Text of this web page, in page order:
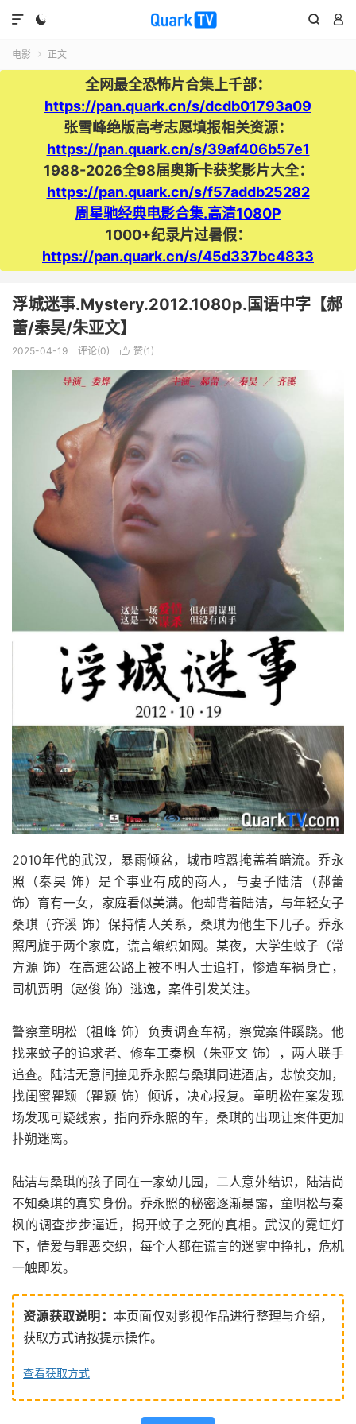
  

电影  正文
全网最全恐怖片合集上千部：
https://pan.quark.cn/s/dcdb01793a09
张雪峰绝版高考志愿填报相关资源：
https://pan.quark.cn/s/39af406b57e1
1988-2026全98届奥斯卡获奖影片大全：
https://pan.quark.cn/s/f57addb25282
周星驰经典电影合集.高清1080P
1000+纪录片过暑假：
https://pan.quark.cn/s/45d337bc4833
浮城迷事.Mystery.2012.1080p.国语中字【郝
蕾/秦昊/朱亚文】
2025-04-19 评论(0)  赞(1 )
2010年代的武汉，暴雨倾盆，城市喧嚣掩盖着暗流。乔永
照（秦昊 饰）是个事业有成的商人，与妻子陆洁（郝蕾
饰）育有一女，家庭看似美满。他却背着陆洁，与年轻女子
桑琪（齐溪 饰）保持情人关系，桑琪为他生下儿子。乔永
照周旋于两个家庭，谎言编织如网。某夜，大学生蚊子（常
方源 饰）在高速公路上被不明人士追打，惨遭车祸身亡，
司机贾明（赵俊 饰）逃逸，案件引发关注。
警察童明松（祖峰 饰）负责调查车祸，察觉案件蹊跷。他
找来蚊子的追求者、修车工秦枫（朱亚文 饰），两人联手
追查。陆洁无意间撞见乔永照与桑琪同进酒店，悲愤交加，
找闺蜜瞿颖（瞿颖 饰）倾诉，决心报复。童明松在案发现
场发现可疑线索，指向乔永照的车，桑琪的出现让案件更加
扑朔迷离。
陆洁与桑琪的孩子同在一家幼儿园，二人意外结识，陆洁尚
不知桑琪的真实身份。乔永照的秘密逐渐暴露，童明松与秦
枫的调查步步逼近，揭开蚊子之死的真相。武汉的霓虹灯
下，情爱与罪恶交织，每个人都在谎言的迷雾中挣扎，危机
一触即发。
资源获取说明： 本页面仅对影视作品进行整理与介绍，
获取方式请按提示操作。
查看获取方式